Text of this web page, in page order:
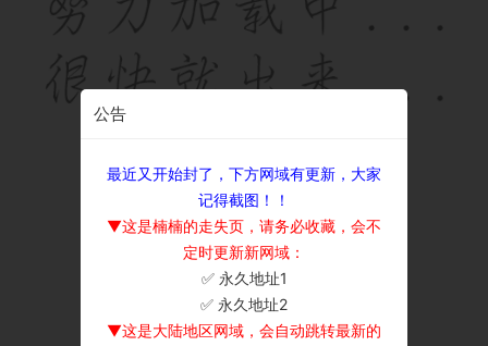
公告
最近又开始封了，下方网域有更新，大家
记得截图！！
▼这是楠楠的走失页，请务必收藏，会不
定时更新新网域：
✅ 永久地址1
✅ 永久地址2
▼这是大陆地区网域，会自动跳转最新的